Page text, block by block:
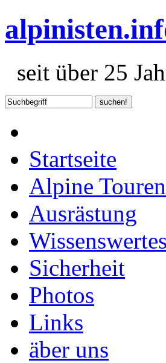
seit über 25
Startseite
Alpine Touren
Ausrästung
Wissenswertes
Sicherheit
Photos
Links
äber uns